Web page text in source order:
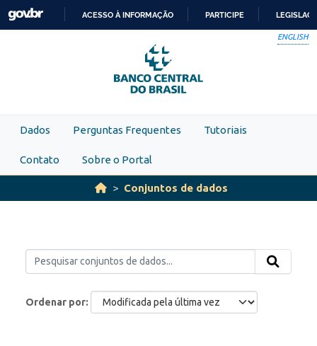
Skip to main content
PARA
O
CONTEÚDO
ACESSO À INFORMAÇÃO PARTICIPE
ENGLISH
Dados Perguntas Frequentes Tutoriais
Contato Sobre o Portal
Conjuntos de dados
Ordenar por